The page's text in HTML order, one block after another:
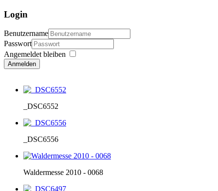
Login
Benutzername
Passwort
Angemeldet bleiben
Anmelden
_DSC6552
_DSC6556
Waldermesse 2010 - 0068